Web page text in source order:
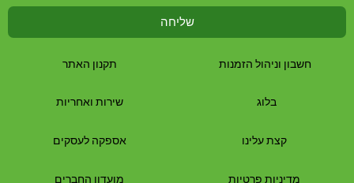
שליחה
חשבון וניהול הזמנות
בלוג
קצת עלינו
מדיניות פרטיות
תקנון האתר
שירות ואחריות
אספקה לעסקים
מועדון החברים